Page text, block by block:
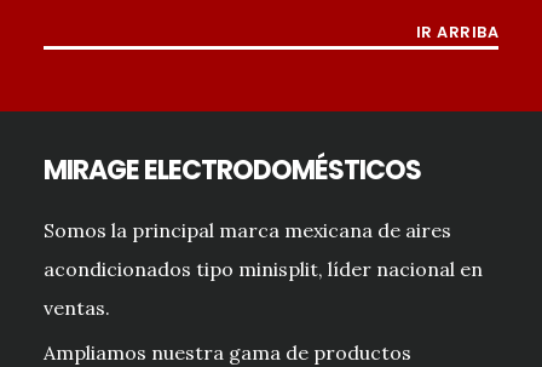
IR ARRIBA
MIRAGE ELECTRODOMÉSTICOS
Somos la principal marca mexicana de aires
acondicionados tipo minisplit, líder nacional en
ventas.
Ampliamos nuestra gama de productos